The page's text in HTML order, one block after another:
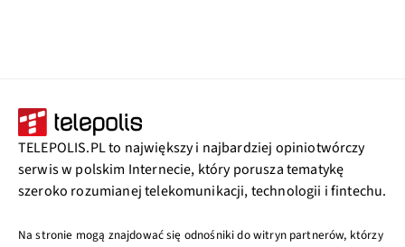
TELEPOLIS.PL to największy i najbardziej opiniotwórczy
serwis w polskim Internecie, który porusza tematykę
szeroko rozumianej telekomunikacji, technologii i fintechu.
Na stronie mogą znajdować się odnośniki do witryn partnerów, którzy